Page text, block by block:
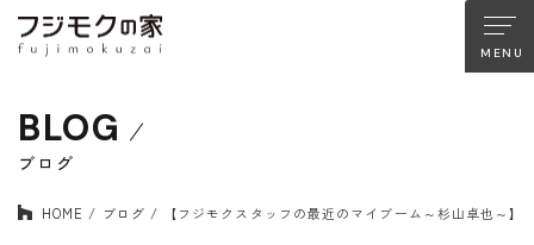
木材へのこだわり
設計とデザイン
BLOG
ブログ
HOME ブログ 【フジモクスタッフの最近のマイブーム～杉山卓也～